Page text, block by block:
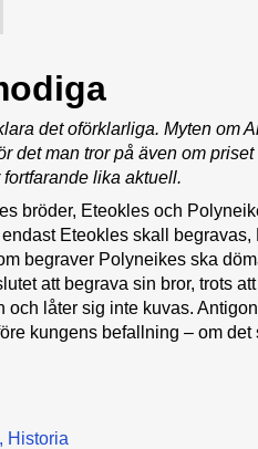
det oförklarliga. Myten om
det man tror på även om
lika aktuell.
bröder, Eteokles och
Eteokles skall begravas,
begraver Polyneikes ska
att begrava sin bror, trots
och låter sig inte kuvas.
kungens befallning – om det
Historia